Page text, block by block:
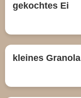
gekochtes Ei
kleines Granola